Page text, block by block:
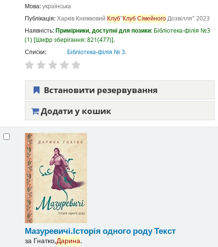
Мова:українська
Публікація:Харків Книжковий Клуб"КлубСімейногоДозвілля" 2023
Наявність:Примірники, доступні для позики: Бібліотека-філія №3
(1) Шифр зберігання:821(477) .
Списки:
Бібліотека-філія № 3.
Встановити резервування
Додати у кошик
Мазуревичі.Історія одного родуТекст
за Гнатко,Дарина.